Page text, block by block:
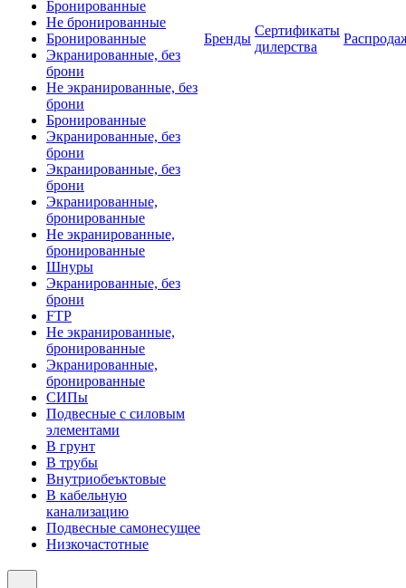
Бронированные
Не бронированные
Бронированные
Экранированные, без
брони
Не экранированные, без
брони
Бронированные
Экранированные, без
брони
Экранированные, без
брони
Экранированные,
бронированные
Не экранированные,
бронированные
Шнуры
Экранированные, без
брони
FTP
Не экранированные,
бронированные
Экранированные,
бронированные
СИПы
Подвесные с силовым
элементами
В грунт
В трубы
Внутриобеъктовые
В кабельную
канализацию
Подвесные самонесущее
Низкочастотные
Бренды
Сертификаты
дилерства